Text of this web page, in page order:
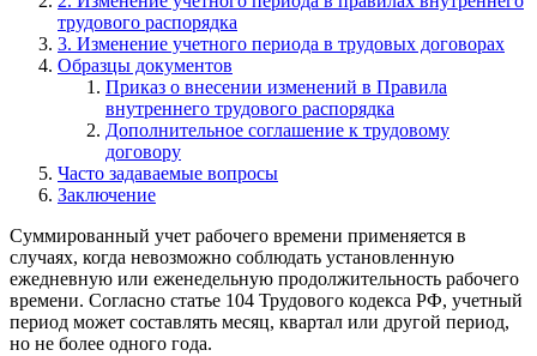
трудового распорядка
3. Изменение учетного периода в трудовых договорах
Образцы документов
Приказ о внесении изменений в Правила
внутреннего трудового распорядка
Дополнительное соглашение к трудовому
договору
Часто задаваемые вопросы
Заключение
Суммированный учет рабочего времени применяется в
случаях, когда невозможно соблюдать установленную
ежедневную или еженедельную продолжительность рабочего
времени. Согласно статье 104 Трудового кодекса РФ, учетный
период может составлять месяц, квартал или другой период,
но не более одного года.